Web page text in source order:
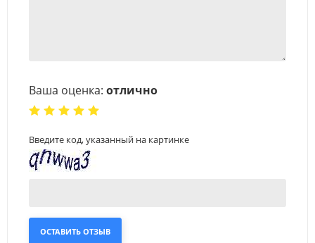
Ваша оценка: отлично
Введите код, указанный на картинке
ОСТАВИТЬ ОТЗЫВ